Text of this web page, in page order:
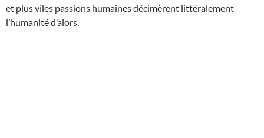
et plus viles passions humaines décimèrent littéralement
l’humanité d’alors.